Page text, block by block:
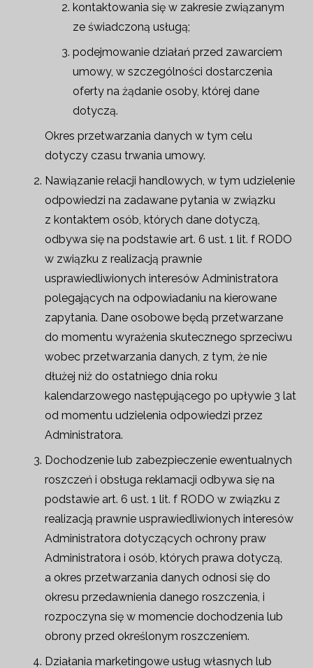
kontaktowania się w zakresie związanym
ze świadczoną usługą;
podejmowanie działań przed zawarciem
umowy, w szczególności dostarczenia
oferty na żądanie osoby, której dane
dotyczą.
Okres przetwarzania danych w tym celu
dotyczy czasu trwania umowy.
Nawiązanie relacji handlowych, w tym udzielenie
odpowiedzi na zadawane pytania w związku
z kontaktem osób, których dane dotyczą,
odbywa się na podstawie art. 6 ust. 1 lit. f RODO
w związku z realizacją prawnie
usprawiedliwionych interesów Administratora
polegających na odpowiadaniu na kierowane
zapytania. Dane osobowe będą przetwarzane
do momentu wyrażenia skutecznego sprzeciwu
wobec przetwarzania danych, z tym, że nie
dłużej niż do ostatniego dnia roku
kalendarzowego następującego po upływie 3 lat
od momentu udzielenia odpowiedzi przez
Administratora.
Dochodzenie lub zabezpieczenie ewentualnych
roszczeń i obsługa reklamacji odbywa się na
podstawie art. 6 ust. 1 lit. f RODO w związku z
realizacją prawnie usprawiedliwionych interesów
Administratora dotyczących ochrony praw
Administratora i osób, których prawa dotyczą,
a okres przetwarzania danych odnosi się do
okresu przedawnienia danego roszczenia, i
rozpoczyna się w momencie dochodzenia lub
obrony przed określonym roszczeniem.
Działania marketingowe usług własnych lub